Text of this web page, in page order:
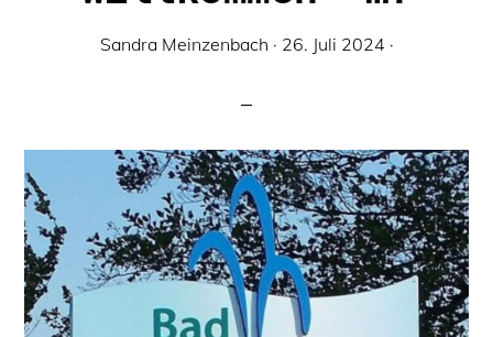
Sandra Meinzenbach · 26. Juli 2024 ·